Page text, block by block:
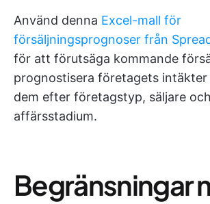
Använd denna Excel-mall för
försäljningsprognoser från
för att förutsäga kommande
prognostisera företagets
dem efter företagstyp, säljare och
affärsstadium.
Begränsningar